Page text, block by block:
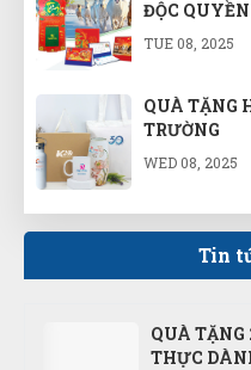
ĐỘC
BÍNH NGỌ
TUE 08, 2025
QUÀ TẶNG
TRƯỜNG
WED 08, 2025
NHÂN DỊP
KHÁNH 2/9
WED 08, 2025
Tin
QUÀ
THỰC